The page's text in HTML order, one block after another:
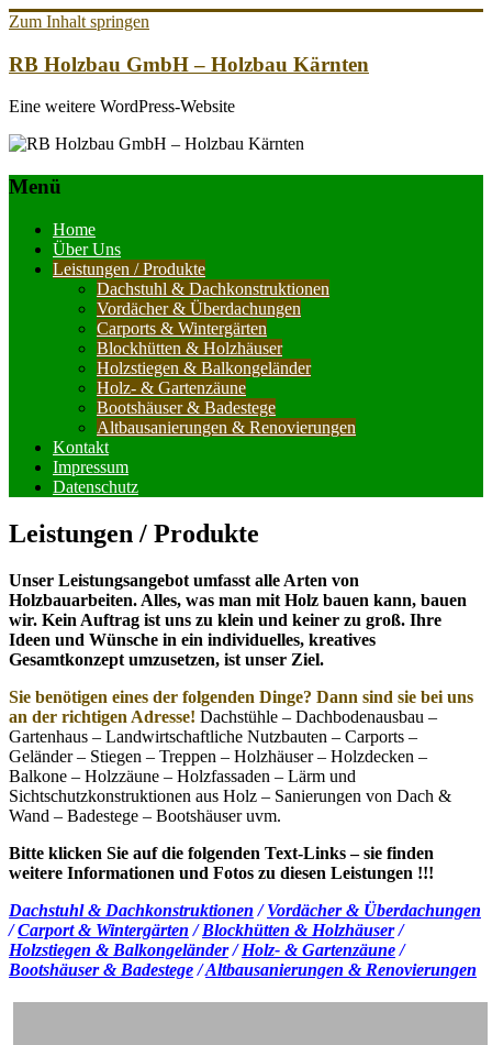
Zum Inhalt springen
RB Holzbau GmbH – Holzbau Kärnten
Eine weitere WordPress-Website
Menü
Home
Über Uns
Leistungen / Produkte
Dachstuhl & Dachkonstruktionen
Vordächer & Überdachungen
Carports & Wintergärten
Blockhütten & Holzhäuser
Holzstiegen & Balkongeländer
Holz- & Gartenzäune
Bootshäuser & Badestege
Altbausanierungen & Renovierungen
Kontakt
Impressum
Datenschutz
Leistungen / Produkte
Unser Leistungsangebot umfasst alle Arten von
Holzbauarbeiten. Alles, was man mit Holz bauen kann, bauen
wir. Kein Auftrag ist uns zu klein und keiner zu groß. Ihre
Ideen und Wünsche in ein individuelles, kreatives
Gesamtkonzept umzusetzen, ist unser Ziel.
Sie benötigen eines der folgenden Dinge? Dann sind sie bei uns
an der richtigen Adresse! Dachstühle – Dachbodenausbau –
Gartenhaus – Landwirtschaftliche Nutzbauten – Carports –
Geländer – Stiegen – Treppen – Holzhäuser – Holzdecken –
Balkone – Holzzäune – Holzfassaden – Lärm und
Sichtschutzkonstruktionen aus Holz – Sanierungen von Dach &
Wand – Badestege – Bootshäuser uvm.
Bitte klicken Sie auf die folgenden Text-Links – sie finden
weitere Informationen und Fotos zu diesen Leistungen !!!
Dachstuhl & Dachkonstruktionen /Vordächer & Überdachungen
/Carport & Wintergärten /Blockhütten & Holzhäuser/
Holzstiegen & Balkongeländer/Holz- & Gartenzäune/
Bootshäuser & Badestege/Altbausanierungen & Renovierungen